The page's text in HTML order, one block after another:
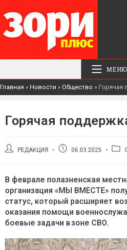
МЕНЮ
Главная » Новости » Общество » Горячая
Горячая
АвторРЕДАКЦИЯ
Запись06.03.2025
В феврале полазненская
организация «МЫ ВМЕСТЕ»
статус, который расширяет
оказания помощи
боевые задачи в зоне СВО.